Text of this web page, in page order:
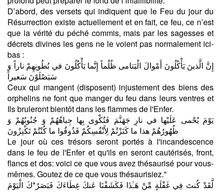
D’abord, des versets qui indiquent que le Feu du jour du
Résurrection existe actuellement et en fait, ce feu, ce n’est
que la vérité du péché commis, mais par les sagesses et
décrets divines les gens ne le voient pas normalement ici-
bas :
إِنَّ الَّذينَ يَأْكُلُونَ أَمْوالَ الْيَتامى‏ ظُلْماً إِنَّما يَأْكُلُونَ في‏ بُطُونِهِمْ ناراً وَ
سَيَصْلَوْنَ سَعيراً
Ceux qui mangent (disposent) injustement des biens des
orphelins ne font que manger du feu dans leurs ventres et
Ils bruleront bientôt dans les flammes de l'Enfer.
يَوْمَ يُحْمى‏ عَلَيْها في‏ نارِ جَهَنَّمَ فَتُكْوى‏ بِها جِباهُهُمْ وَ جُنُوبُهُمْ وَ
ظُهُورُهُمْ هذا ما كَنَزْتُمْ لِأَنْفُسِكُمْ فَذُوقُوا ما كُنْتُمْ تَكْنِزُونَ
Le jour où ces trésors seront portés à l'incandescence
dans le feu de l'Enfer et qu'ils en seront cautérisés, front,
flancs et dos: voici ce que vous avez thésaurisé pour vous-
mêmes. Goutez de ce que vous thésaurisiez."
لَّقَدْ كُنتَ فِي غَفْلَةٍ مِّنْ هَـٰذَا فَكَشَفْنَا عَنكَ غِطَاءَكَ فَبَصَرُ*كَ الْيَوْمَ